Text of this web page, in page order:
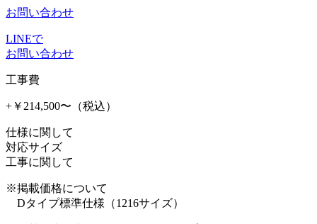
お問い合わせ
LINEで
お問い合わせ
工事費
+￥214,500〜（税込）
仕様に関して
対応サイズ
工事に関して
※掲載価格について
Dタイプ標準仕様（1216サイズ）